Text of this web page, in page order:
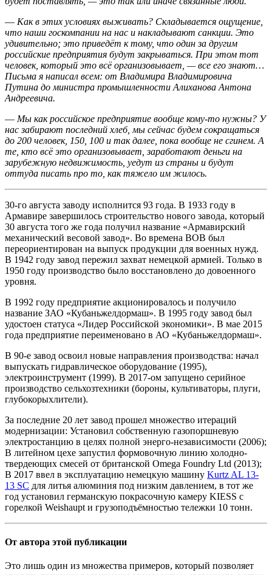
— Как в этих условиях выживать? Складывается ощущение,
что наши госкомпании на нас и накладывают санкции. Это
удивительно; это приведёт к тому, что один за другим
российские предприятия будут закрываться. При этом тот
человек, который это всё организовывает, — все его знают…
Письма я написал всем: от Владимира Владимировича
Путина до министра промышленности Алиханова Антона
Андреевича.
— Мы как российское предприятие вообще кому-то нужны? У
нас забирают последний хлеб, мы сейчас будем сокращаться
до 200 человек, 150, 100 и так далее, пока вообще не сгинем. А
те, кто всё это организовывает, заработают деньги на
зарубежную недвижимость, уедут из страны и будут
оттуда писать про то, как тяжело им жилось.
30-го августа заводу исполнится 93 года. В 1933 году в
Армавире завершилось строительство нового завода, который
30 августа того же года получил название «Армавирский
механический весовой завод». Во времена ВОВ был
переориентирован на выпуск продукции для военных нужд.
В 1942 году завод пережил захват немецкой армией. Только в
1950 году производство было восстановлено до довоенного
уровня.
В 1992 году предприятие акционировалось и получило
название ЗАО «Кубаньжелдормаш». В 1995 году завод был
удостоен статуса «Лидер Российской экономики». В мае 2015
года предприятие переименовано в АО «Кубаньжелдормаш».
В 90-е завод освоил новые направления производства: начал
выпускать гидравлическое оборудование (1995),
электроинструмент (1999). В 2017-ом запущено серийное
производство сельхозтехники (бороны, культиваторы, плуги,
глубокорыхлители).
За последние 20 лет завод прошел множество итераций
модернизации: Установил собственную газопоршневую
электростанцию в целях полной энерго-независимости (2006);
В литейном цехе запустил формовочную линию холодно-
твердеющих смесей от британской Omega Foundry Ltd (2013);
В 2017 ввел в эксплуатацию немецкую машину Kurtz AL 13-
13 SC для литья алюминия под низким давлением, в тот же
год установил германскую покрасочную камеру KIESS с
горелкой Weishaupt и грузоподъёмностью тележки 10 тонн.
От автора этой публикации
Это лишь один из множества примеров, который позволяет